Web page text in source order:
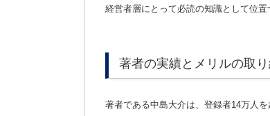
経営者層にとって必読の知識として位置
著者の実績とメリルの取
著者である中島大介は、登録者14万人